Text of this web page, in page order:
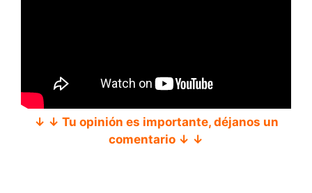
↓ ↓ Tu opinión es importante, déjanos un
comentario ↓ ↓